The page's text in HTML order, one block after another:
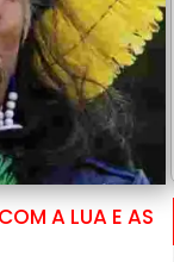
A LUA E AS